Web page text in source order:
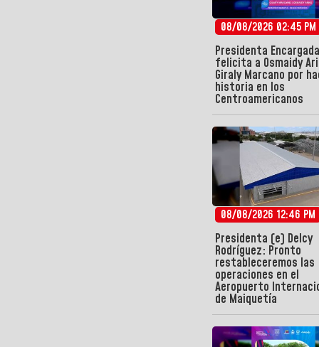
08/08/2026 02:45 PM
Presidenta Encargada
felicita a Osmaidy
Giraly Marcano por
historia en los
Centroamericanos
08/08/2026 12:46 PM
Presidenta (e) Delcy
Rodríguez: Pronto
restableceremos las
operaciones en el
Aeropuerto
de Maiquetía